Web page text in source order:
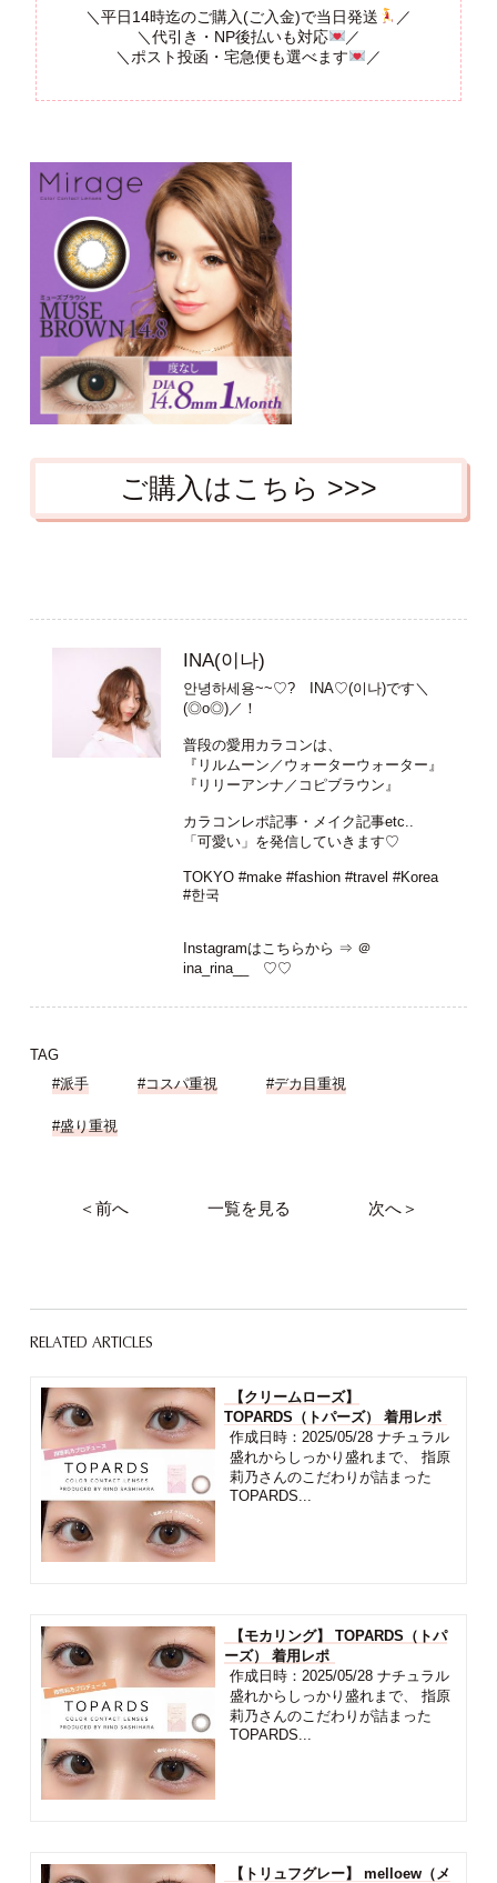
＼平日14時迄のご購入(ご入金)で当日発送
／
＼代引き・NP後払いも対応
／
＼ポスト投函・宅急便も選べます
／
ご購入はこちら >>>
INA(이나)
안녕하세용~~♡? INA♡(이나)です＼
(◎o◎)／！
普段の愛用カラコンは、
『リルムーン／ウォーターウォーター』
『リリーアンナ／コピブラウン』
カラコンレポ記事・メイク記事etc..
「可愛い」を発信していきます♡
TOKYO #make #fashion #travel #Korea
#한국
Instagramはこちらから ⇒ ＠
ina_rina__
♡♡
TAG
#派手
#コスパ重視 #デカ目重視
#盛り重視
＜前へ 一覧を見る 次へ＞
RELATED ARTICLES
【クリームローズ】
TOPARDS（トパーズ） 着用レポ
作成日時：2025/05/28 ナチュラル
盛れからしっかり盛れまで、 指原
莉乃さんのこだわりが詰まった
TOPARDS...
【モカリング】 TOPARDS（トパ
ーズ） 着用レポ
作成日時：2025/05/28 ナチュラル
盛れからしっかり盛れまで、 指原
莉乃さんのこだわりが詰まった
TOPARDS...
【トリュフグレー】 melloew（メ